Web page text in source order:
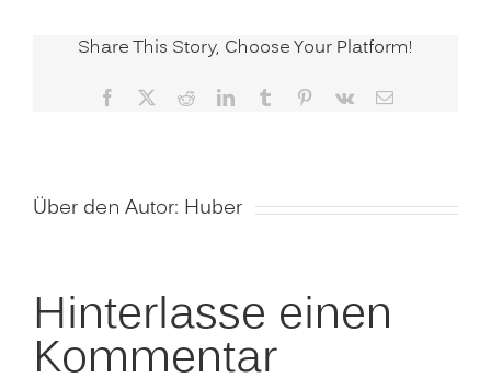
Share This Story, Choose Your Platform!
Facebook RedditLinkedInTumblr Pinterest
Vk
E-
Über den Autor: Huber
Hinterlasse einen
Kommentar